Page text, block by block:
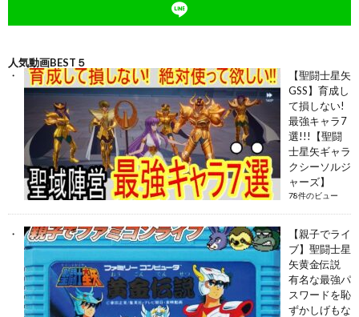
人気動画BEST５
【聖闘士星矢
GSS】育成し
て損しない!
最強キャラ7
選!!!【聖闘
士星矢ギャラ
クシーソルジ
ャーズ】
78件のビュー
【親子でライ
ブ】聖闘士星
矢黄金伝説
有名な最強パ
スワードを恥
ずかしげもな